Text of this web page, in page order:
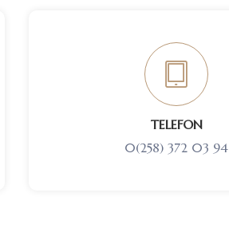
TELEFON
0(258) 372 03 94